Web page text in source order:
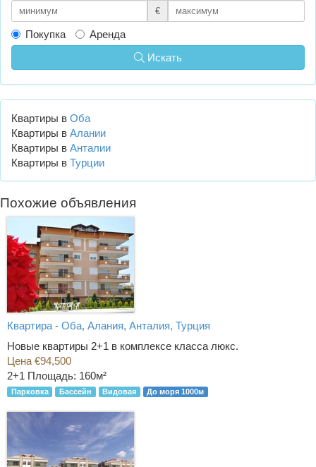
€
Покупка
Аренда
Искать
Квартиры в Оба
Квартиры в Алании
Квартиры в Анталии
Квартиры в Турции
Похожие объявления
Квартира - Оба, Алания, Анталия, Турция
Новые квартиры 2+1 в комплексе класса люкс.
Цена €94,500
2+1 Площадь: 160м²
Парковка Бассейн Видовая До моря 1000м